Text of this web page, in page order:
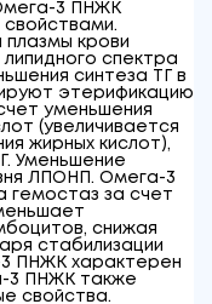
3 ПНЖК
плазмы крови
спектра
синтеза ТГ в
этерификацию
уменьшения
(увеличивается
жирных кислот),
Уменьшение
ЛПОНП. Омега-3
гемостаз за счет
снижая
стабилизации
ПНЖК характерен
3 ПНЖК также
свойства.